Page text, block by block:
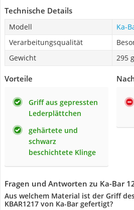
Technische Details
Modell
Ka-
Verarbeitungsqualität
Gewicht
295 g
Vorteile
Griff aus gepressten
Lederplättchen
gehärtete und
schwarz
beschichtete Klinge
Fragen und Antworten zu Ka-Bar
Aus welchem Material ist der Griff
KBAR1217 von Ka-Bar gefertigt?